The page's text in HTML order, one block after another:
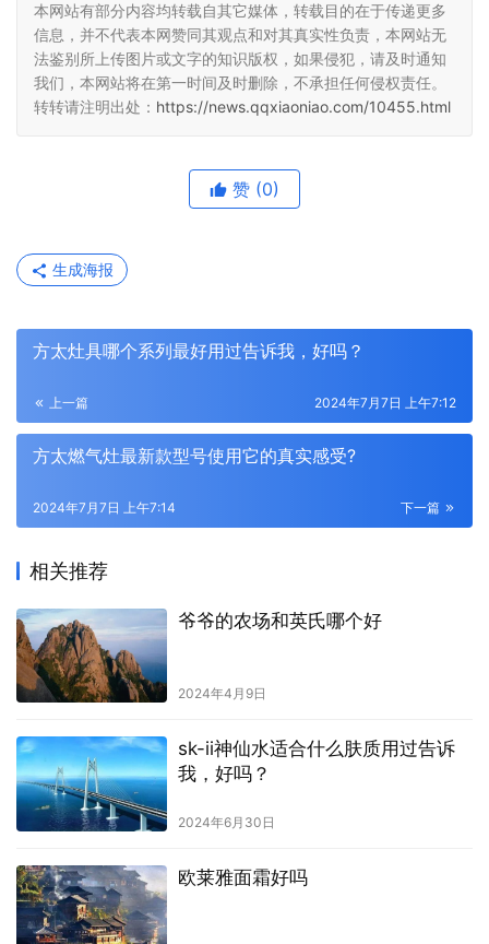
本网站有部分内容均转载自其它媒体，转载目的在于传递更多
信息，并不代表本网赞同其观点和对其真实性负责，本网站无
法鉴别所上传图片或文字的知识版权，如果侵犯，请及时通知
我们，本网站将在第一时间及时删除，不承担任何侵权责任。
转转请注明出处： https://news.qqxiaoniao.com/10455.html
赞 (0)
生成海报
方太灶具哪个系列最好用过告诉我，好吗？
上一篇 2024年7月7日 上午7:12
方太燃气灶最新款型号使用它的真实感受?
下一篇
2024年7月7日 上午7:14
相关推荐
爷爷的农场和英氏哪个好
2024年4月9日
sk-ii神仙水适合什么肤质用过告诉
我，好吗？
2024年6月30日
欧莱雅面霜好吗